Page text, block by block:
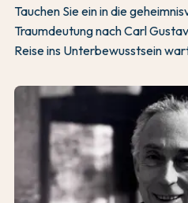
Tauchen Sie ein in die
Traumdeutung nach Carl
Reise ins Unterbewusstsein